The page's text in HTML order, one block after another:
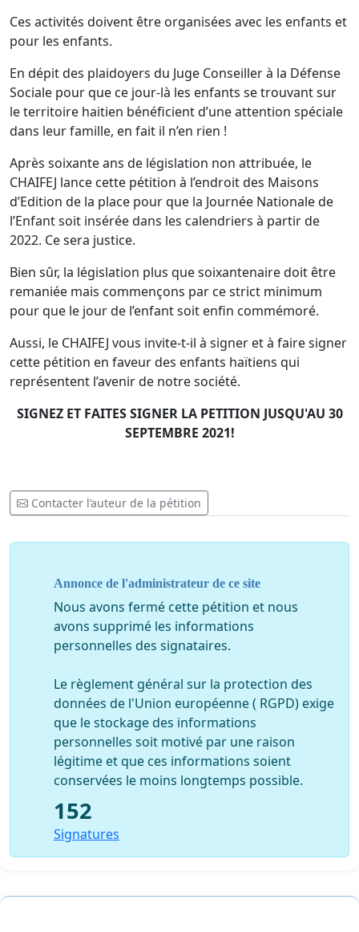
Ces activités doivent être organisées avec les enfants et
pour les enfants.
En dépit des plaidoyers du Juge Conseiller à la Défense
Sociale pour que ce jour-là les enfants se trouvant sur
le territoire haitien bénéficient d’une attention spéciale
dans leur famille, en fait il n’en rien !
Après soixante ans de législation non attribuée, le
CHAIFEJ lance cette pétition à l’endroit des Maisons
d’Edition de la place pour que la Journée Nationale de
l’Enfant soit insérée dans les calendriers à partir de
2022. Ce sera justice.
Bien sûr, la législation plus que soixantenaire doit être
remaniée mais commençons par ce strict minimum
pour que le jour de l’enfant soit enfin commémoré.
Aussi, le CHAIFEJ vous invite-t-il à signer et à faire signer
cette pétition en faveur des enfants haïtiens qui
représentent l’avenir de notre société.
SIGNEZ ET FAITES SIGNER LA PETITION JUSQU'AU 30
SEPTEMBRE 2021!
Contacter l’auteur de la pétition
Annonce de l'administrateur de ce site
Nous avons fermé cette pétition et nous
avons supprimé les informations
personnelles des signataires.
Le règlement général sur la protection des
données de l'Union européenne ( RGPD) exige
que le stockage des informations
personnelles soit motivé par une raison
légitime et que ces informations soient
conservées le moins longtemps possible.
152
Signatures